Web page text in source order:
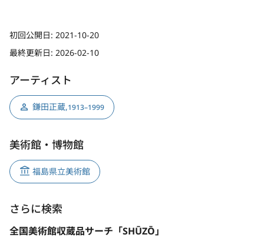
初回公開日: 2021-10-20
最終更新日: 2026-02-10
アーティスト
鎌田正蔵,1913–1999
美術館・博物館
福島県立美術館
さらに検索
全国美術館収蔵品サーチ「SHŪZŌ」